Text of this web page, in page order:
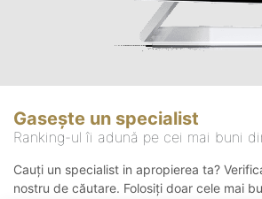
Gasește un specialist
Ranking-ul îi adună pe cei mai buni
Cauți un specialist in apropierea ta?
nostru de căutare. Folosiți doar cele mai